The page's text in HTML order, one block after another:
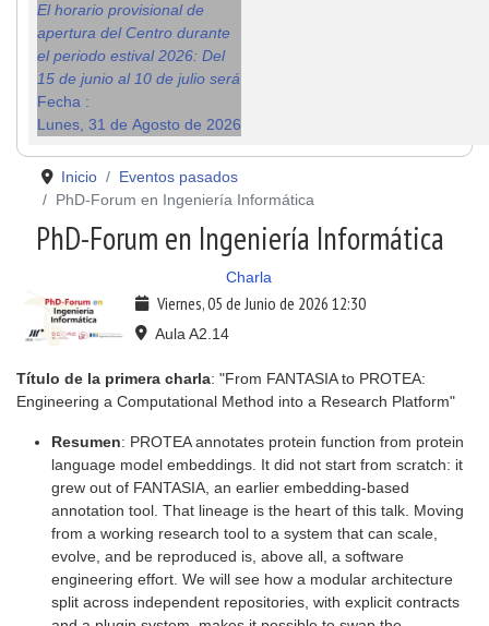
El horario provisional de
apertura del Centro durante
el periodo estival 2026: Del
15 de junio al 10 de julio será
Fecha :
Lunes, 31 de Agosto de 2026
Inicio
Eventos pasados
PhD-Forum en Ingeniería Informática
PhD-Forum en Ingeniería Informática
Charla
Viernes, 05 de Junio de 2026 12:30
Aula A2.14
Título de la primera charla: "From FANTASIA to PROTEA:
Engineering a Computational Method into a Research Platform"
Resumen: PROTEA annotates protein function from protein
language model embeddings. It did not start from scratch: it
grew out of FANTASIA, an earlier embedding-based
annotation tool. That lineage is the heart of this talk. Moving
from a working research tool to a system that can scale,
evolve, and be reproduced is, above all, a software
engineering effort. We will see how a modular architecture
split across independent repositories, with explicit contracts